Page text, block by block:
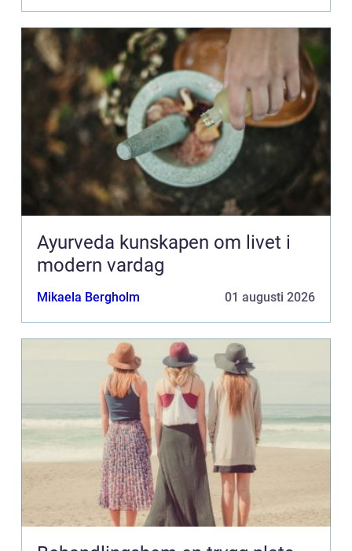
Ayurveda kunskapen om livet i
modern vardag
Mikaela Bergholm 01 augusti 2026